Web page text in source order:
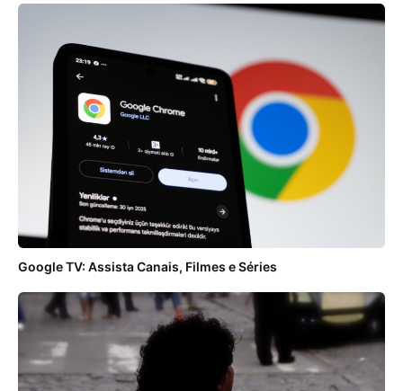
Google TV: Assista Canais, Filmes e Séries